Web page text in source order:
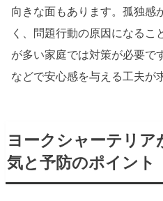
向きな面もあります。孤独感
く、問題行動の原因になるこ
が多い家庭では対策が必要で
などで安心感を与える工夫が
ヨークシャーテリ
気と予防のポイント